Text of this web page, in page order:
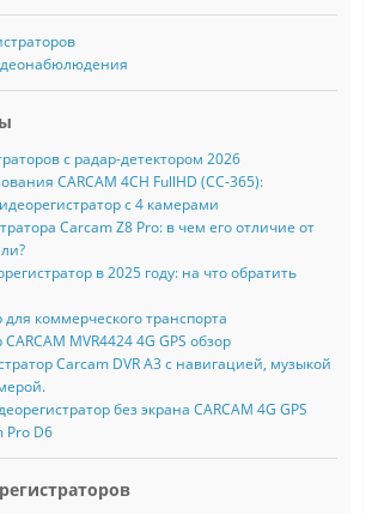
с радар-детектором 2026
CARCAM 4CH FullHD (CC-365):
с 4 камерами
Carcam Z8 Pro: в чем его отличие от
в 2025 году: на что обратить
для коммерческого транспорта
MVR4424 4G GPS обзор
Carcam DVR A3 с навигацией, музыкой
без экрана CARCAM 4G GPS
Pro D6